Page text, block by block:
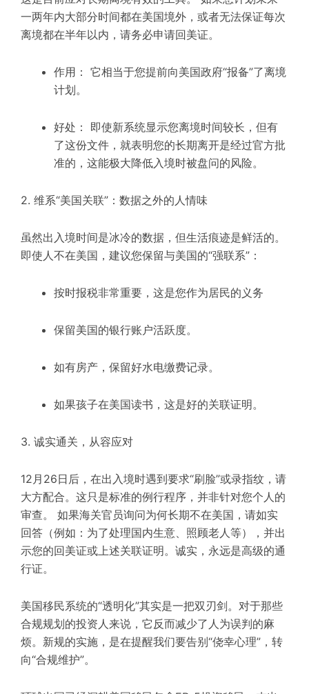
一两年内大部分时间都在美国境外，或者无法保证每次
离境都在半年以内，请务必申请回美证。
作用： 它相当于您提前向美国政府“报备”了离境
计划。
好处： 即使新系统显示您离境时间较长，但有
了这份文件，就表明您的长期离开是经过官方批
准的，这能极大降低入境时被盘问的风险。
2. 维系“美国关联”：数据之外的人情味
虽然出入境时间是冰冷的数据，但生活痕迹是鲜活的。
即使人不在美国，建议您保留与美国的“强联系”：
按时报税非常重要，这是您作为居民的义务
保留美国的银行账户活跃度。
如有房产，保留好水电缴费记录。
如果孩子在美国读书，这是好的关联证明。
3. 诚实通关，从容应对
12月26日后，在出入境时遇到要求“刷脸”或录指纹，请
大方配合。这只是标准的例行程序，并非针对您个人的
审查。 如果海关官员询问为何长期不在美国，请如实
回答（例如：为了处理国内生意、照顾老人等），并出
示您的回美证或上述关联证明。诚实，永远是高级的通
行证。
美国移民系统的“透明化”其实是一把双刃剑。对于那些
合规规划的投资人来说，它反而减少了人为误判的麻
烦。新规的实施，是在提醒我们要告别“侥幸心理”，转
向“合规维护”。